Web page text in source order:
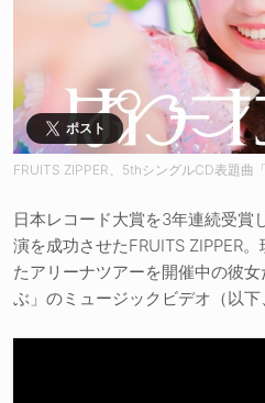
ポスト
FRUITS ZIPPER、5thシングルCD表題曲
日本レコード大賞を3年連続受賞
演を成功させたFRUITS ZIPPER
たアリーナツアーを開催中の彼
ぶ」のミュージックビデオ（以下